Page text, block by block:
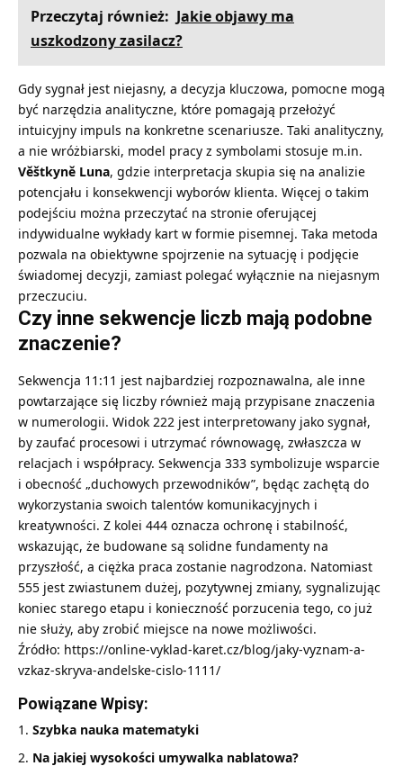
Przeczytaj również: Jakie objawy ma
uszkodzony zasilacz?
Gdy sygnał jest niejasny, a decyzja kluczowa, pomocne mogą
być narzędzia analityczne, które pomagają przełożyć
intuicyjny impuls na konkretne scenariusze. Taki analityczny,
a nie wróżbiarski, model pracy z symbolami stosuje m.in.
Věštkyně Luna, gdzie interpretacja skupia się na analizie
potencjału i konsekwencji wyborów klienta. Więcej o takim
podejściu można przeczytać na stronie oferującej
indywidualne wykłady kart w formie pisemnej. Taka metoda
pozwala na obiektywne spojrzenie na sytuację i podjęcie
świadomej decyzji, zamiast polegać wyłącznie na niejasnym
przeczuciu.
Czy inne sekwencje liczb mają podobne
znaczenie?
Sekwencja 11:11 jest najbardziej rozpoznawalna, ale inne
powtarzające się liczby również mają przypisane znaczenia
w numerologii. Widok 222 jest interpretowany jako sygnał,
by zaufać procesowi i utrzymać równowagę, zwłaszcza w
relacjach i współpracy. Sekwencja 333 symbolizuje wsparcie
i obecność „duchowych przewodników”, będąc zachętą do
wykorzystania swoich talentów komunikacyjnych i
kreatywności. Z kolei 444 oznacza ochronę i stabilność,
wskazując, że budowane są solidne fundamenty na
przyszłość, a ciężka praca zostanie nagrodzona. Natomiast
555 jest zwiastunem dużej, pozytywnej zmiany, sygnalizując
koniec starego etapu i konieczność porzucenia tego, co już
nie służy, aby zrobić miejsce na nowe możliwości.
Źródło: https://online-vyklad-karet.cz/blog/jaky-vyznam-a-
vzkaz-skryva-andelske-cislo-1111/
Powiązane Wpisy:
Szybka nauka matematyki
Na jakiej wysokości umywalka nablatowa?